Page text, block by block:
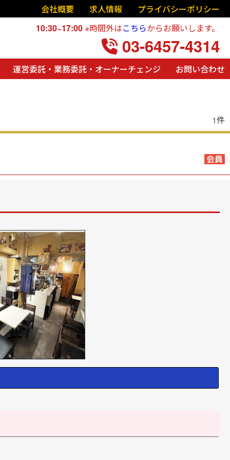
会社概要 求人情報
プライバシーポリシー
10:30~17:00※時間外はこちらからお願いします。
03-6457-4314
運営委託・業務委託・オーナーチェンジ お問い合わせ
1件